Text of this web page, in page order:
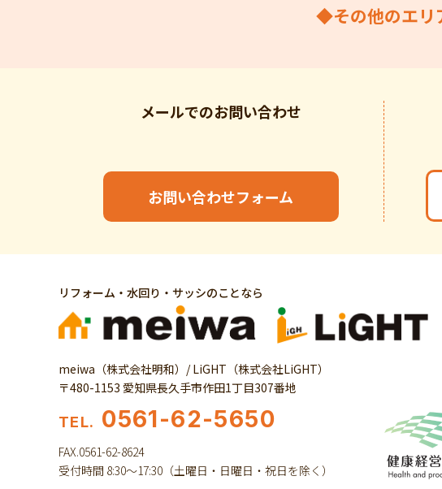
◆その他のエリ
メールでのお問い合わせ
お問い合わせフォーム
リフォーム・水回り・サッシのことなら
meiwa（株式会社明和）/ LiGHT（株式会社LiGHT）
〒480-1153 愛知県長久手市作田1丁目307番地
TEL. 0561-62-5650
FAX.0561-62-8624
受付時間 8:30～17:30（土曜日・日曜日・祝日を除く）